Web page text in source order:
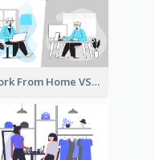
Work From Home VS Work From Office